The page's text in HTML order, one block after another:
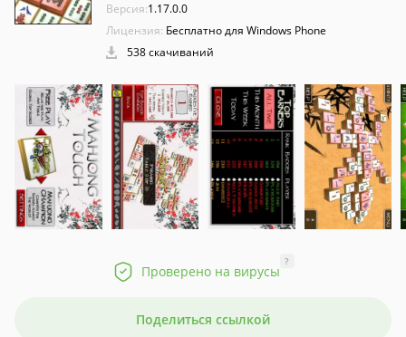
Версия:1.17.0.0
Лицензия: Бесплатно для Windows Phone
538 скачиваний
Проверено на вирусы
?
Поделиться ссылкой